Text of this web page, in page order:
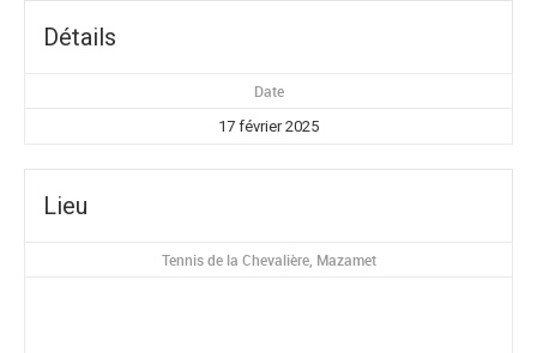
Détails
Date
17 février 2025
Lieu
Tennis de la Chevalière, Mazamet